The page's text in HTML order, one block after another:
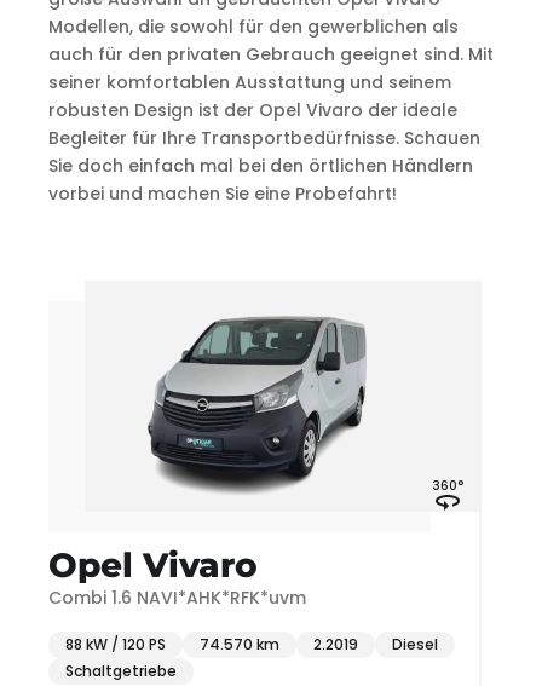
Modellen, die sowohl für den gewerblichen als
auch für den privaten Gebrauch geeignet sind. Mit
seiner komfortablen Ausstattung und seinem
robusten Design ist der Opel Vivaro der ideale
Begleiter für Ihre Transportbedürfnisse. Schauen
Sie doch einfach mal bei den örtlichen Händlern
vorbei und machen Sie eine Probefahrt!
360°
Opel Vivaro
Combi 1.6 NAVI*AHK*RFK*uvm
88 kW / 120 PS 74.570 km 2.2019
Diesel
Schaltgetriebe